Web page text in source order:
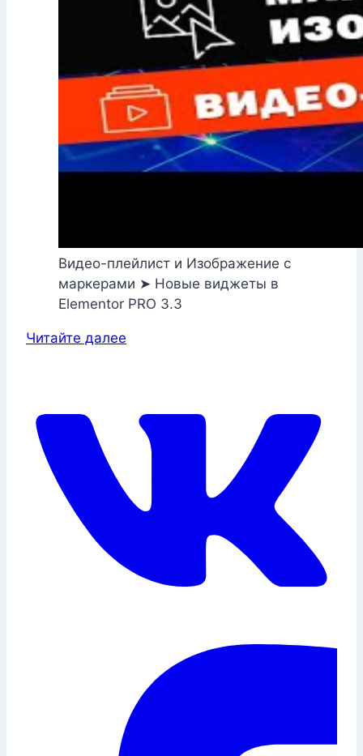
Видео-плейлист и Изображение с
маркерами ➤ Новые виджеты в
Elementor PRO 3.3
Читайте далее